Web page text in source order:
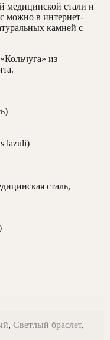
медицинской стали и
можно в интернет-
камней с
из
lazuli)
сталь,
, Светлый браслет,